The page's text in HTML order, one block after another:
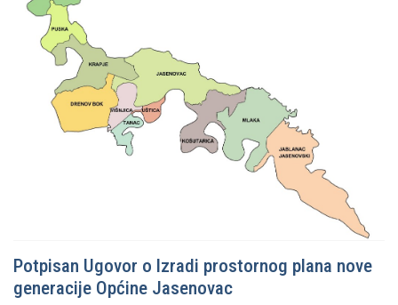
Potpisan Ugovor o Izradi prostornog plana nove
generacije Općine Jasenovac